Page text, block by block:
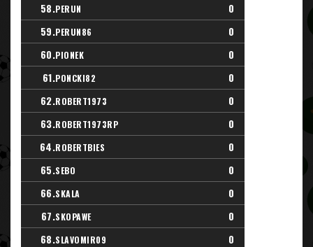
58.PERUN
0
59.PERUN86
0
60.PIONEK
0
61.PONCKI82
0
62.ROBERT1973
0
63.ROBERT1973RP
0
64.ROBERTBIES
0
65.SEBO
0
66.SKALA
0
67.SKOPAWE
0
68.SLAVOMIR09
0